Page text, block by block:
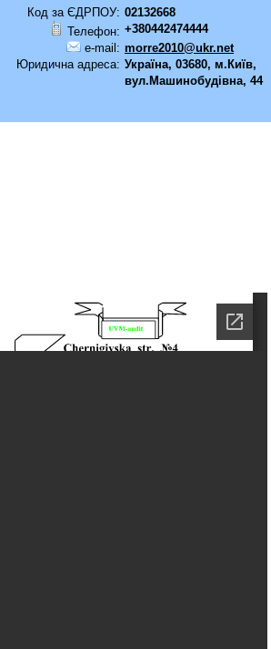
Код за ЄДРПОУ: 02132668
Телефон: +380442474444
e-mail: morre2010@ukr.net
Юридична адреса: Україна, 03680, м.Київ,
вул.Машинобудівна, 44